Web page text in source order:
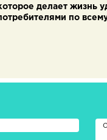
делает жизнь
по